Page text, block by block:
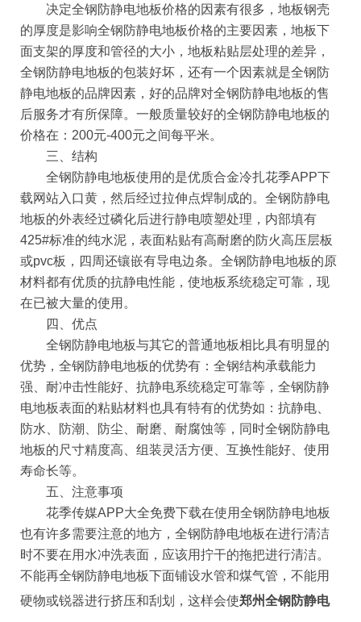
决定全钢防静电地板价格的因素有很多，地板钢壳
的厚度是影响全钢防静电地板价格的主要因素，地板下
面支架的厚度和管径的大小，地板粘贴层处理的差异，
全钢防静电地板的包装好坏，还有一个因素就是全钢防
静电地板的品牌因素，好的品牌对全钢防静电地板的售
后服务才有所保障。一般质量较好的全钢防静电地板的
价格在：200元-400元之间每平米。
三、结构
全钢防静电地板使用的是优质合金冷扎花季APP下
载网站入口黄，然后经过拉伸点焊制成的。全钢防静电
地板的外表经过磷化后进行静电喷塑处理，内部填有
425#标准的纯水泥，表面粘贴有高耐磨的防火高压层板
或pvc板，四周还镶嵌有导电边条。全钢防静电地板的原
材料都有优质的抗静电性能，使地板系统稳定可靠，现
在已被大量的使用。
四、优点
全钢防静电地板与其它的普通地板相比具有明显的
优势，全钢防静电地板的优势有：全钢结构承载能力
强、耐冲击性能好、抗静电系统稳定可靠等，全钢防静
电地板表面的粘贴材料也具有特有的优势如：抗静电、
防水、防潮、防尘、耐磨、耐腐蚀等，同时全钢防静电
地板的尺寸精度高、组装灵活方便、互换性能好、使用
寿命长等。
五、注意事项
花季传媒APP大全免费下载在使用全钢防静电地板
也有许多需要注意的地方，全钢防静电地板在进行清洁
时不要在用水冲洗表面，应该用拧干的拖把进行清洁。
不能再全钢防静电地板下面铺设水管和煤气管，不能用
硬物或锐器进行挤压和刮划，这样会使郑州全钢防静电